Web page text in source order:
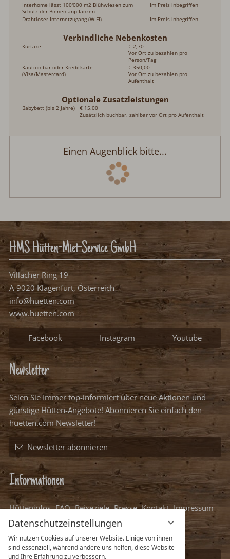
Datenschutzeinstellungen
Wir nutzen Cookies auf unserer Website. Einige von ihnen
sind essenziell, während andere uns helfen, diese Website
und Ihre Erfahrung zu verbessern.
Verbindliche Nebenkosten
Kurtaxe
Person/Tag
Kaution bar oder Kreditkarte
(Visa/Mastercard)
€ 350,00
Vor Ort zu bezahlen pro
Aufenthalt
Optionale Zusatzleistungen
HMS Hütten-Miet-Service GmbH
Villacher Ring 19
A-9020 Klagenfurt, Österreich
info@huetten.com
www.huetten.com
Facebook Youtube
Newsletter
Seien Sie Immer top-informiert über neue Aktionen und günstige
Hütten-Angebote! Abonnieren Sie einfach den huetten.com
Newsletter!
Newsletter abonnieren
Informationen
Hütteninfos FAQ Reiseziele Presse Kontakt Impressum
Datenschutz
Datenschutzeinstellungen Packliste Hüttenurlaub
Ihre Hütte bei uns eintragen